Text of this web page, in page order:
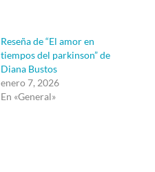
Reseña de “El amor en
tiempos del parkinson” de
Diana Bustos
enero 7, 2026
En «General»